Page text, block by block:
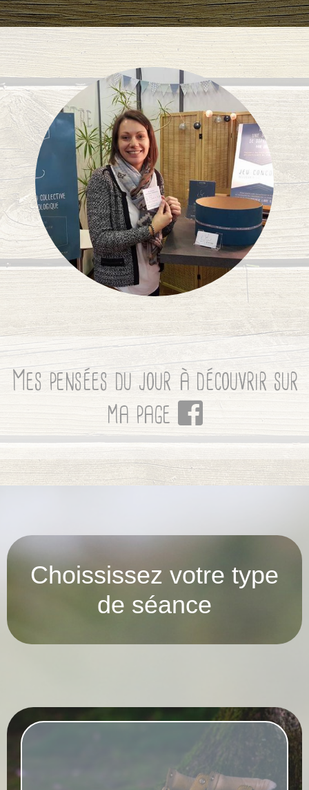
Mes pensées du jour à découvrir sur
ma page
Choississez votre type
de séance